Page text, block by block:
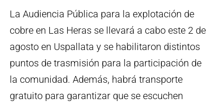
La Audiencia Pública para la explotación de
cobre en Las Heras se llevará a cabo este 2 de
agosto en Uspallata y se habilitaron distintos
puntos de trasmisión para la participación de
la comunidad. Además, habrá transporte
gratuito para garantizar que se escuchen